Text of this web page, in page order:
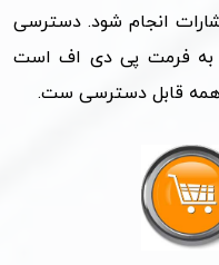
انجام شود. دسترسی
به فرمت پی دی اف است
همه قابل دسترسی ست.